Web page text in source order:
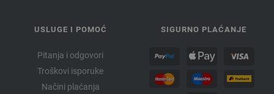
USLUGE I POMOĆ
Pitanja i odgovori
Troškovi isporuke
Načini plaćanja
SIGURNO PLAĆANJE